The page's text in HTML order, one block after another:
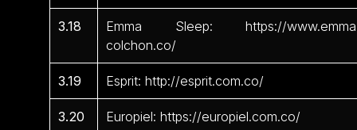
3.18
Emma Sleep: https://
colchon.co/
3.19 Esprit: http://esprit.com.co/
3.20 Europiel: https://europiel.com.co/